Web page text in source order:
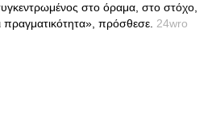
στο όραμα, στο στόχο,
πραγματικότητα», πρόσθεσε. 24wro